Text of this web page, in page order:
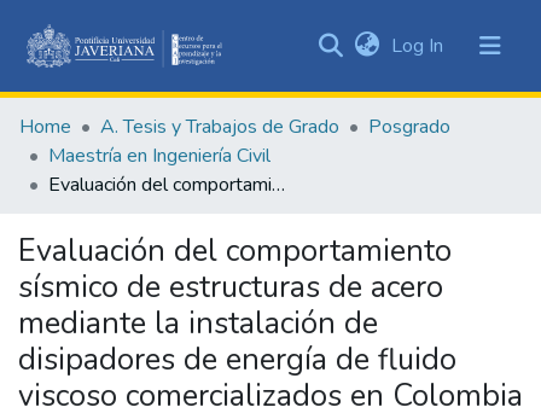
&
Collections
All of DSpace
Statistics
Log In (current)
Home A. Tesis y Trabajos de Grado
Posgrado
Maestría en Ingeniería Civil
Evaluación del comportamiento sísmico de estructuras de acero mediante la instalación de disipadores de energía de fluido viscoso comercializados en Colombia
Evaluación del comportamiento
sísmico de estructuras de acero
mediante la instalación de
disipadores de energía de fluido
viscoso comercializados en Colombia